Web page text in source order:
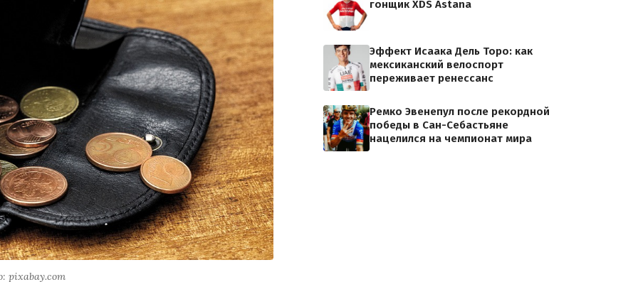
pixabay.com
гонщик XDS Astana
Эффект Исаака Дель Торо: как
мексиканский велоспорт
переживает ренессанс
Ремко Эвенепул после рекордной
победы в Сан-Себастьяне
нацелился на чемпионат мира